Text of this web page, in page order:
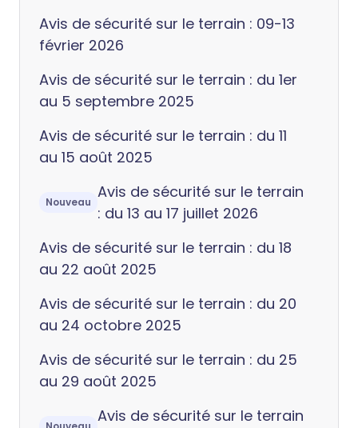
Avis de sécurité sur le terrain : 09-13
février 2026
Avis de sécurité sur le terrain : du 1er
au 5 septembre 2025
Avis de sécurité sur le terrain : du 11
au 15 août 2025
Nouveau
Avis de sécurité sur le terrain
: du 13 au 17 juillet 2026
Avis de sécurité sur le terrain : du 18
au 22 août 2025
Avis de sécurité sur le terrain : du 20
au 24 octobre 2025
Avis de sécurité sur le terrain : du 25
au 29 août 2025
Avis de sécurité sur le terrain